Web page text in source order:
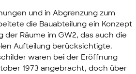
und in Abgrenzung zum
die Bauabteilung ein Konzept
der Räume im GW2, das auch die
Aufteilung berücksichtigte.
waren bei der Eröffnung
1973 angebracht, doch über